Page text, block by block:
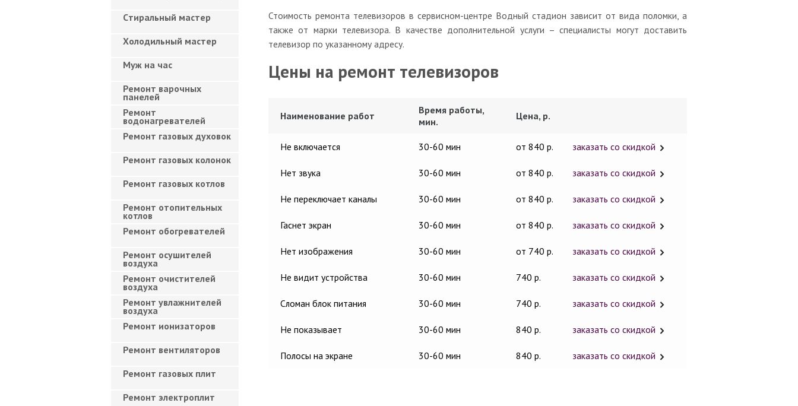
Стоимость ремонта телевизоров в сервисном-центре Водный стадион зависит от вида поломки, а
также от марки телевизора. В качестве дополнительной услуги – специалисты могут доставить
телевизор по указанному адресу.
Цены на ремонт телевизоров
Наименование работ
Время работы,
мин.
Цена, р.
Не включается 30-60 мин от 840 р. заказать со скидкой
Нет звука 30-60 мин от 840 р. заказать со скидкой
Не переключает каналы 30-60 мин от 840 р. заказать со скидкой
Гаснет экран 30-60 мин от 840 р. заказать со скидкой
Нет изображения 30-60 мин от 740 р. заказать со скидкой
Не видит устройства 30-60 мин 740 р. заказать со скидкой
Сломан блок питания 30-60 мин 740 р. заказать со скидкой
Не показывает 30-60 мин 840 р. заказать со скидкой
Полосы на экране 30-60 мин 840 р. заказать со скидкой
Cтиральный мастер
Холодильный мастер
Муж на час
Ремонт варочных
панелей
Ремонт
водонагревателей
Ремонт газовых духовок
Ремонт газовых колонок
Ремонт газовых котлов
Ремонт отопительных
котлов
Ремонт обогревателей
Ремонт осушителей
воздуха
Ремонт очистителей
воздуха
Ремонт увлажнителей
воздуха
Ремонт ионизаторов
Ремонт вентиляторов
Ремонт газовых плит
Ремонт электроплит